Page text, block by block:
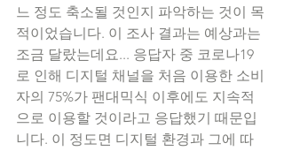
느 정도 축소될 것인지 파악하는 것이 목
적이었습니다. 이 조사 결과는 예상과는
조금 달랐는데요... 응답자 중 코로나19
로 인해 디지털 채널을 처음 이용한 소비
자의 75%가 팬대믹식 이후에도 지속적
으로 이용할 것이라고 응답했기 때문입
니다. 이 정도면 디지털 환경과 그에 따